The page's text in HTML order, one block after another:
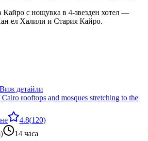
Кайро с нощувка в 4-звезден хотел —
ел Халили и Стария Кайро.
Виж детайли
4.8(120)
14 часа